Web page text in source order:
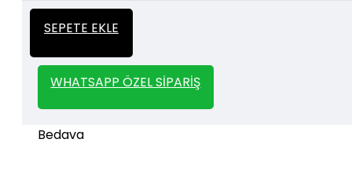
SEPETE EKLE
WHATSAPP ÖZEL SIPARIŞ
Kalın
İtalyan Sıva ve Dekorasyon amaçlı
kullanılan kalın stencil siparişleriniz için
geçebilirsiniz.